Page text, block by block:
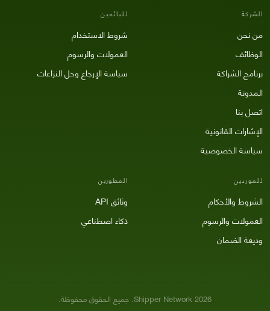
الشركة
من نحن
الوظائف
برنامج الشراكة
المدونة
اتصل بنا
الإشارات القانونية
سياسة الخصوصية
للبائعين
شروط الاستخدام
العمولات والرسوم
سياسة الإرجاع وحل النزاعات
للموردين
الشروط والأحكام
العمولات والرسوم
وديعة الضمان
المطورين
وثائق API
ذكاء اصطناعي
2026
جميع الحقوق محفوظة.